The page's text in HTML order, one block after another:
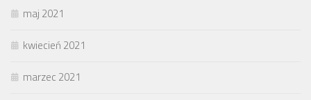
maj 2021
kwiecień 2021
marzec 2021